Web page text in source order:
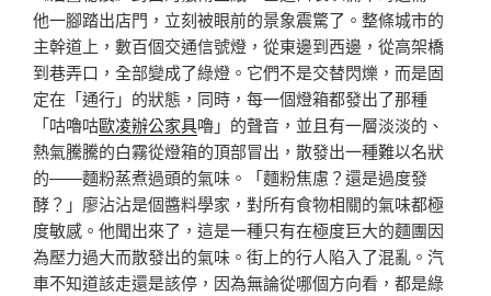
他一腳踏出店門，立刻被眼前的景象震驚了。整條城市的
主幹道上，數百個交通信號燈，從東邊到西邊，從高架橋
到巷弄口，全部變成了綠燈。它們不是交替閃爍，而是固
定在「通行」的狀態，同時，每一個燈箱都發出了那種
「咕嚕咕歐凌辦公家具嚕」的聲音，並且有一層淡淡的、
熱氣騰騰的白霧從燈箱的頂部冒出，散發出一種難以名狀
的——麵粉蒸煮過頭的氣味。「麵粉焦慮？還是過度發
酵？」廖沾沾是個醬料學家，對所有食物相關的氣味都極
度敏感。他聞出來了，這是一種只有在極度巨大的麵團因
為壓力過大而散發出的氣味。街上的行人陷入了混亂。汽
車不知道該走還是該停，因為無論從哪個方向看，都是綠